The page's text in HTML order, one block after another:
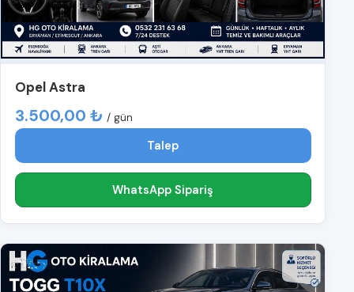
Opel Astra
3.500,00 ₺ / gün
Talep
WhatsApp Sipariş